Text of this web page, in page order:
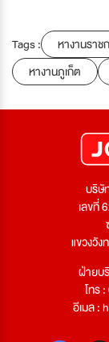
Tags : หางานราช
หางานภูเก็ต
บริษั
เลขที่
แขวงวั
ฝ่ายบ
โทร
อีเมล :